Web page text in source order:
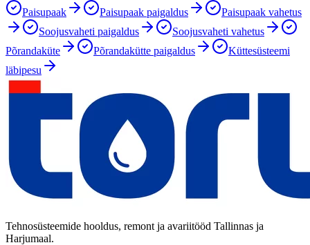
Paisupaak
Paisupaak paigaldus
Paisupaak vahetus
Soojusvaheti paigaldus
Soojusvaheti vahetus
Põrandaküte
Põrandakütte paigaldus
Küttesüsteemi
läbipesu
Tehnosüsteemide hooldus, remont ja avariitööd Tallinnas ja
Harjumaal.